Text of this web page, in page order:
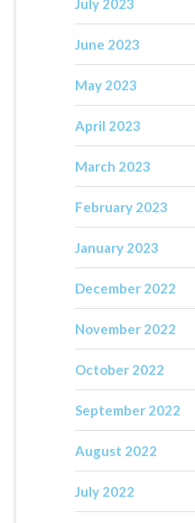
July 2023
June 2023
May 2023
April 2023
March 2023
February 2023
January 2023
December 2022
November 2022
October 2022
September 2022
August 2022
July 2022